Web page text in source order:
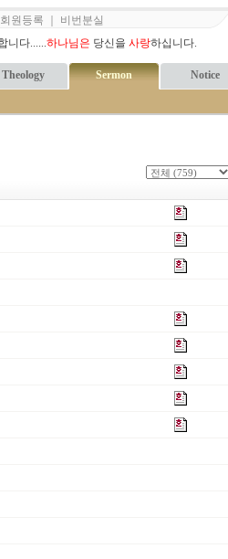
회원등록
비번분실
니다......하나님은 당신을 사랑하십니다.
Theology Sermon Notice